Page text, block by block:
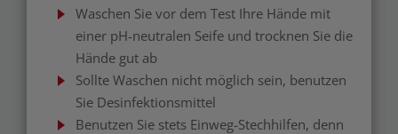
Waschen Sie vor dem Test Ihre Hände mit
einer pH-neutralen Seife und trocknen Sie die
Hände gut ab
Sollte Waschen nicht möglich sein, benutzen
Sie Desinfektionsmittel
Benutzen Sie stets Einweg-Stechhilfen, denn